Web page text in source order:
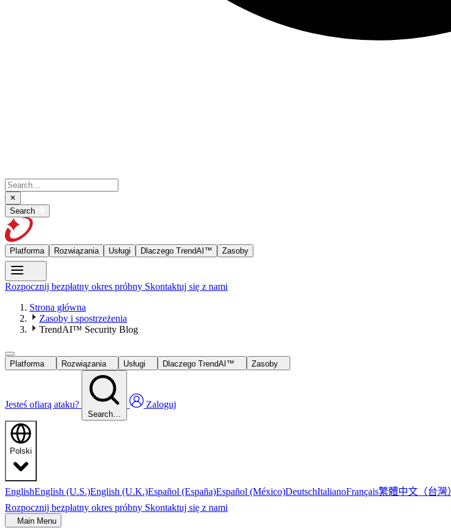
Search
Platforma Rozwiązania Usługi Dlaczego TrendAI™ Zasoby
Rozpocznij bezpłatny okres próbny Skontaktuj się z nami
Strona główna
Zasoby i spostrzeżenia
TrendAI™ Security Blog
Platforma Rozwiązania Usługi Dlaczego TrendAI™ Zasoby
Jesteś ofiarą ataku?
Search…
Zaloguj
Polski
EnglishEnglish (U.S.)English (U.K.)Español (España)Español (México)DeutschItalianoFrançais繁體中文（台灣）
Rozpocznij bezpłatny okres próbny Skontaktuj się z nami
Main Menu